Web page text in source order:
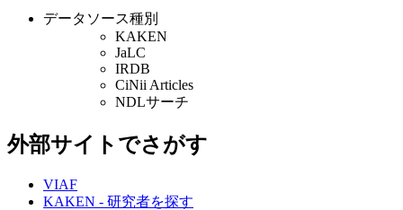
データソース種別
KAKEN
JaLC
IRDB
CiNii Articles
NDLサーチ
外部サイトでさがす
VIAF
KAKEN - 研究者を探す